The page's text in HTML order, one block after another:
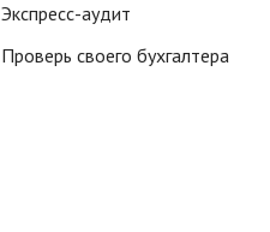
Экспресс-аудит
Проверь своего бухгалтера